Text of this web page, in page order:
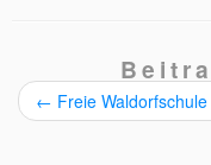
← Freie